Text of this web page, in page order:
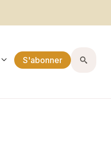
S'abonner